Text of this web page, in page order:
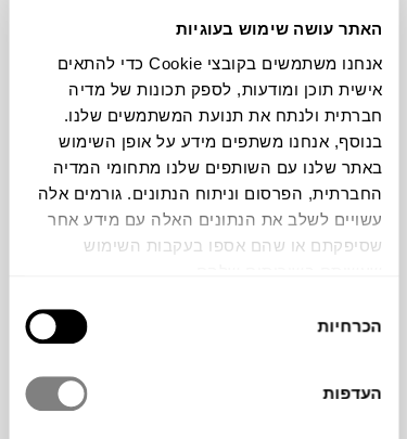
האתר עושה שימוש בעוגיות
אנחנו משתמשים בקובצי Cookie כדי להתאים
אישית תוכן ומודעות, לספק תכונות של מדיה
חברתית ולנתח את תנועת המשתמשים שלנו.
בנוסף, אנחנו משתפים מידע על אופן השימוש
באתר שלנו עם השותפים שלנו מתחומי המדיה
החברתית, הפרסום וניתוח הנתונים. גורמים אלה
עשויים לשלב את הנתונים האלה עם מידע אחר
שסיפקתם או שהם אספו בעקבות השימוש
הסכמה
הכרחיות
העדפות
צבעים
Morrison, אחד המעצבים הבריטים המשפיעים
ומוצרים יומיומיים, תוך דגש על פשטות,